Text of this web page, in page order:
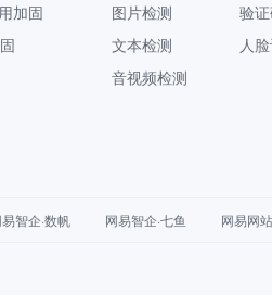
加固
图片检测
文本检测
音视频检测
验
人
智企·数帆 网易智企·七鱼 网易网